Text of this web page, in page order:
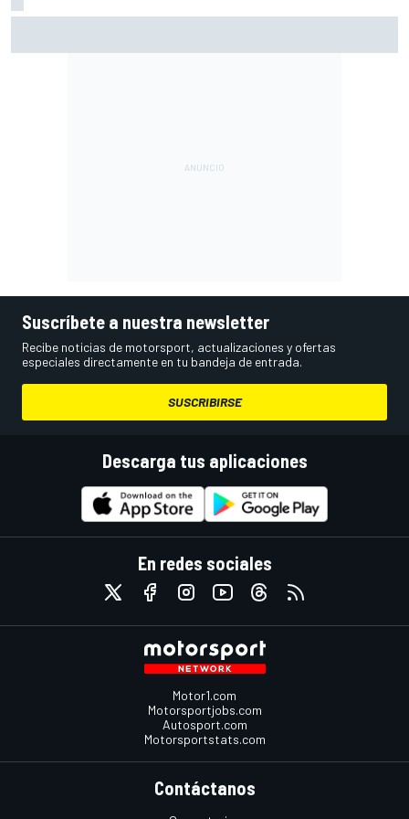
Suscríbete a nuestra newsletter
Recibe noticias de motorsport, actualizaciones y ofertas
especiales directamente en tu bandeja de entrada.
SUSCRIBIRSE
Descarga tus aplicaciones
En redes sociales
Motor1.com
Motorsportjobs.com
Autosport.com
Motorsportstats.com
Contáctanos